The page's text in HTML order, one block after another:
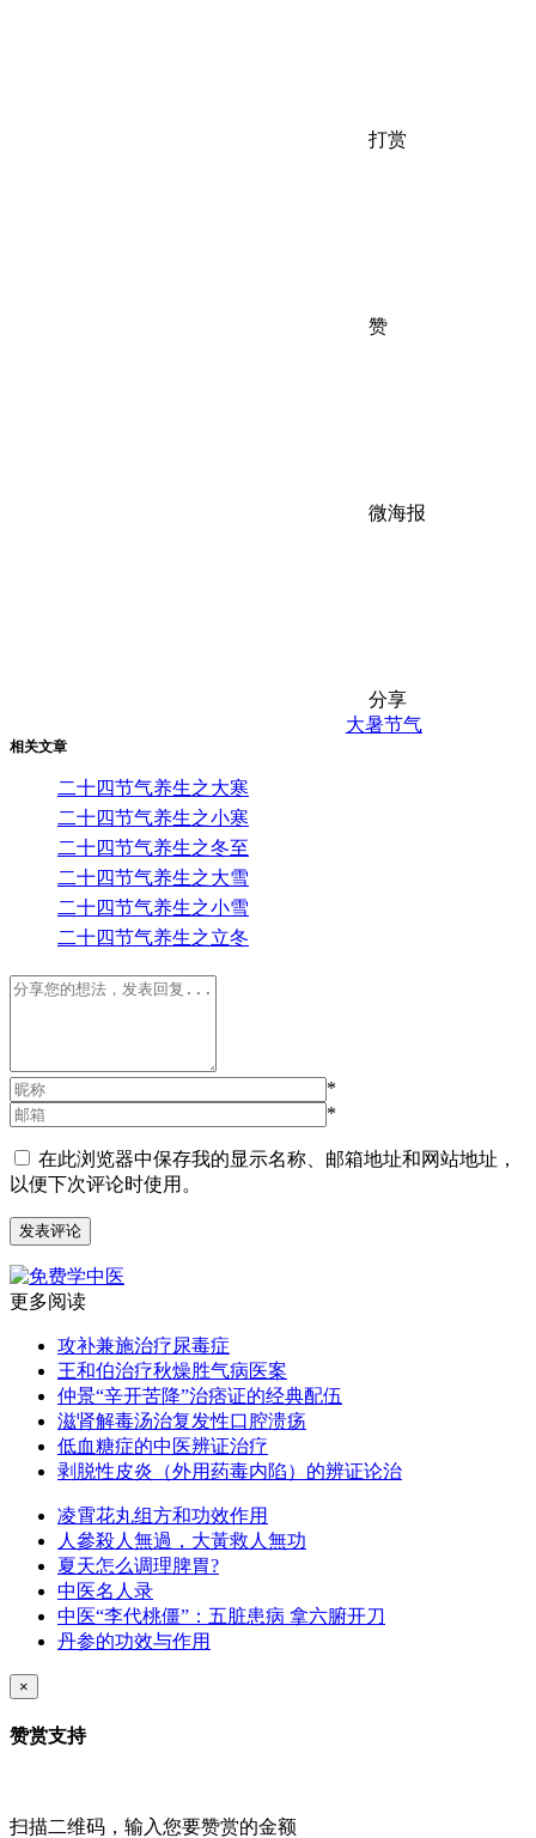
打赏
赞
微海报
分享
相关文章
二十四节气养生之大寒
二十四节气养生之小寒
二十四节气养生之冬至
二十四节气养生之大雪
二十四节气养生之小雪
二十四节气养生之立冬
大暑节气
*
*
在此浏览器中保存我的显示名称、邮箱地址和网站地址，
以便下次评论时使用。
更多阅读
攻补兼施治疗尿毒症
王和伯治疗秋燥胜气病医案
仲景“辛开苦降”治痞证的经典配伍
滋肾解毒汤治复发性口腔溃疡
低血糖症的中医辨证治疗
剥脱性皮炎（外用药毒内陷）的辨证论治
凌霄花丸组方和功效作用
人參殺人無過，大黃救人無功
夏天怎么调理脾胃?
中医名人录
中医“李代桃僵”：五脏患病 拿六腑开刀
丹参的功效与作用
×
赞赏支持
扫描二维码，输入您要赞赏的金额